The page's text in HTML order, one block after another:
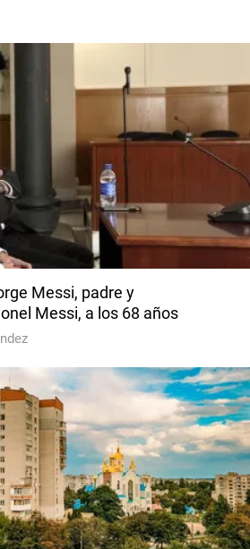
Messi, padre y
Messi, a los 68 años